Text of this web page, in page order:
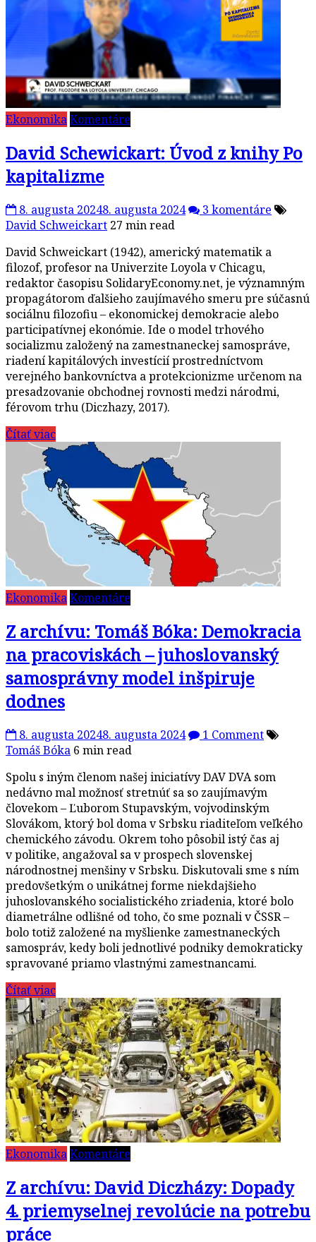
EkonomikaKomentáre
David Schewickart: Úvod z knihy Po
kapitalizme
8. augusta 20248. augusta 2024
3 komentáre
David Schweickart 27 min read
David Schweickart (1942), americký matematik a
filozof, profesor na Univerzite Loyola v Chicagu,
redaktor časopisu SolidaryEconomy.net, je významným
propagátorom ďalšieho zaujímavého smeru pre súčasnú
sociálnu filozofiu – ekonomickej demokracie alebo
participatívnej ekonómie. Ide o model trhového
socializmu založený na zamestnaneckej samospráve,
riadení kapitálových investícií prostredníctvom
verejného bankovníctva a protekcionizme určenom na
presadzovanie obchodnej rovnosti medzi národmi,
férovom trhu (Diczhazy, 2017).
Čítať viac
EkonomikaKomentáre
Z archívu: Tomáš Bóka: Demokracia
na pracoviskách – juhoslovanský
samosprávny model inšpiruje
dodnes
8. augusta 20248. augusta 2024
1 Comment
Tomáš Bóka 6 min read
Spolu s iným členom našej iniciatívy DAV DVA som
nedávno mal možnosť stretnúť sa so zaujímavým
človekom – Ľuborom Stupavským, vojvodinským
Slovákom, ktorý bol doma v Srbsku riaditeľom veľkého
chemického závodu. Okrem toho pôsobil istý čas aj
v politike, angažoval sa v prospech slovenskej
národnostnej menšiny v Srbsku. Diskutovali sme s ním
predovšetkým o unikátnej forme niekdajšieho
juhoslovanského socialistického zriadenia, ktoré bolo
diametrálne odlišné od toho, čo sme poznali v ČSSR –
bolo totiž založené na myšlienke zamestnaneckých
samospráv, kedy boli jednotlivé podniky demokraticky
spravované priamo vlastnými zamestnancami.
Čítať viac
EkonomikaKomentáre
Z archívu: David Diczházy: Dopady
4. priemyselnej revolúcie na potrebu
práce